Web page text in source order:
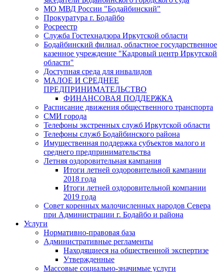
МО МВД России "Бодайбинский"
Прокуратура г. Бодайбо
Росреестр
Служба Гостехнадзора Иркутской области
Бодайбинский филиал, областное государственное
казенное учреждение "Кадровый центр Иркутской
области"
Доступная среда для инвалидов
МАЛОЕ И СРЕДНЕЕ
ПРЕДПРИНИМАТЕЛЬСТВО
ФИНАНСОВАЯ ПОДДЕРЖКА
Расписание движения общественного транспорта
СМИ города
Телефоны экстренных служб Иркутской области
Телефоны служб Бодайбинского района
Имущественная поддержка субъектов малого и
среднего предпринимательства
Летняя оздоровительная кампания
Итоги летней оздоровительной кампании
2018 года
Итоги летней оздоровительной компании
2019 года
Совет коренных малочисленных народов Севера
при Администрации г. Бодайбо и района
Услуги
Нормативно-правовая база
Административные регламенты
Находящиеся на общественной экспертизе
Утвержденные
Массовые социально-значимые услуги